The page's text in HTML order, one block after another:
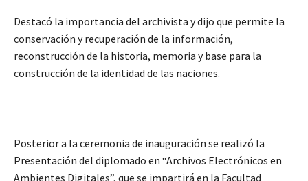
Destacó la importancia del archivista y dijo que permite la
conservación y recuperación de la información,
reconstrucción de la historia, memoria y base para la
construcción de la identidad de las naciones.
Posterior a la ceremonia de inauguración se realizó la
Presentación del diplomado en “Archivos Electrónicos en
Ambientes Digitales”, que se impartirá en la Facultad